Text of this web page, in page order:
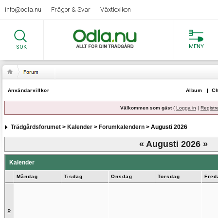
info@odla.nu Frågor & Svar Växtlexikon
SÖK MENY
Användarvillkor Album |
Välkommen som gäst( Logga in |
Trädgårdsforumet> Kalender> Forumkalendern> Augusti 2026
« Augusti 2026 »
Kalender
Måndag Tisdag Onsdag Torsdag
»